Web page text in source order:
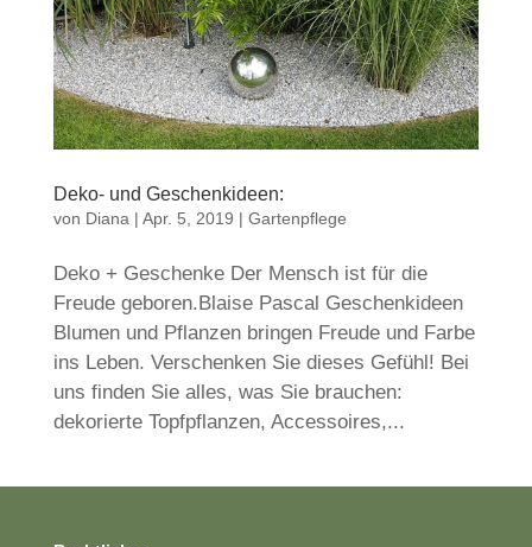
Deko- und Geschenkideen:
von Diana | Apr. 5, 2019 | Gartenpflege
Deko + Geschenke Der Mensch ist für die
Freude geboren.Blaise Pascal Geschenkideen
Blumen und Pflanzen bringen Freude und Farbe
ins Leben. Verschenken Sie dieses Gefühl! Bei
uns finden Sie alles, was Sie brauchen:
dekorierte Topfpflanzen, Accessoires,...